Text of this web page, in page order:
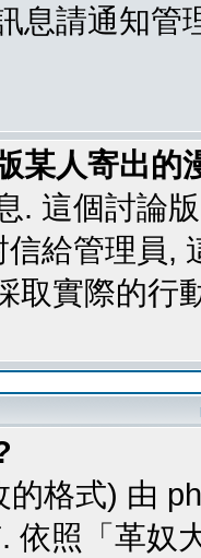
息請通知管
某人寄出的
. 這個討論
給管理員,
取實際的行
格式) 由
依照「革奴